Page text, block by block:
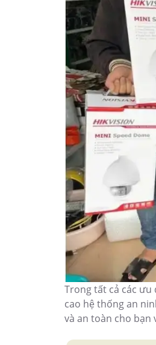
Trong tất cả các ưu
cao hệ thống an
và an toàn cho bạn